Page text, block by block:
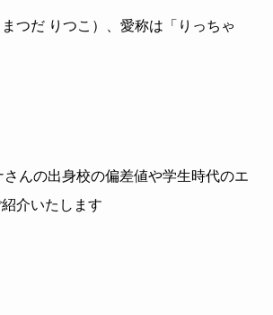
つだ りつこ）、愛称は「りっちゃ
さんの出身校の偏差値や学生時代のエ
介いたします